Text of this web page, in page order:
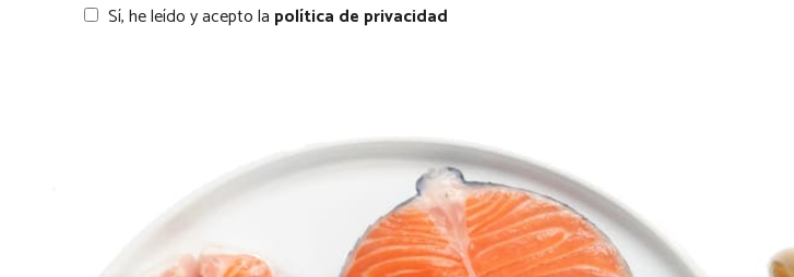
Sí, he leído y acepto la política de privacidad